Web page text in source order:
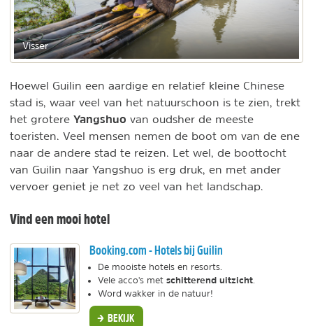
Visser
Hoewel Guilin een aardige en relatief kleine Chinese
stad is, waar veel van het natuurschoon is te zien, trekt
het grotere Yangshuo van oudsher de meeste
toeristen. Veel mensen nemen de boot om van de ene
naar de andere stad te reizen. Let wel, de boottocht
van Guilin naar Yangshuo is erg druk, en met ander
vervoer geniet je net zo veel van het landschap.
Vind een mooi hotel
Booking.com - Hotels bij Guilin
De mooiste hotels en resorts.
Vele acco's met schitterend uitzicht
Word wakker in de natuur!
BEKIJK